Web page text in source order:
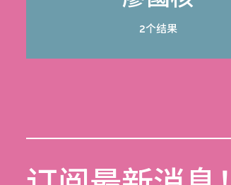
2个结果